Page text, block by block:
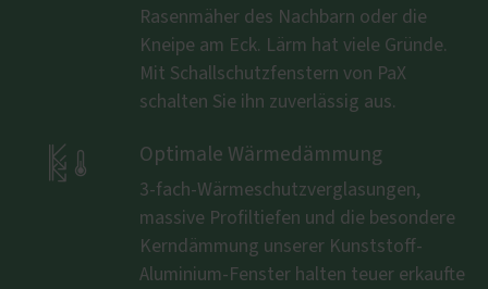
Rasenmäher des Nachbarn oder die
Kneipe am Eck. Lärm hat viele Gründe.
Mit Schallschutzfenstern von PaX
schalten Sie ihn zuverlässig aus.
 Optimale Wärmedämmung
3-fach-Wärmeschutzverglasungen,
massive Profiltiefen und die besondere
Kerndämmung unserer Kunststoff-
Aluminium-Fenster halten teuer erkaufte